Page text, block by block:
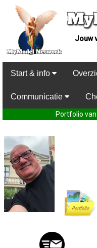
Jouw
Start & info
Communicatie
Portfolio